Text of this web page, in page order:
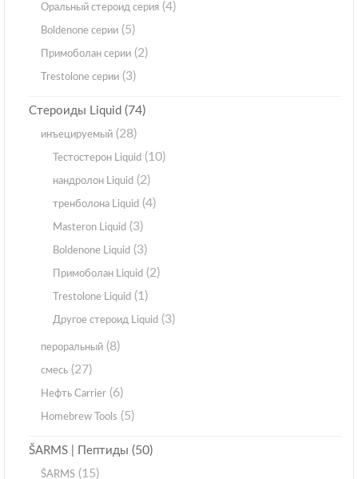
Оральный стероид серия (4)
Boldenone серии (5)
Примоболан серии (2)
Trestolone серии (3)
Стероиды Liquid (74)
инъецируемый (28)
Тестостерон Liquid (10)
нандролон Liquid (2)
тренболона Liquid (4)
Masteron Liquid (3)
Boldenone Liquid (3)
Примоболан Liquid (2)
Trestolone Liquid (1)
Другое стероид Liquid (3)
пероральный (8)
смесь (27)
Нефть Carrier (6)
Homebrew Tools (5)
ŠARMS | Пептиды (50)
ŠARMS (15)